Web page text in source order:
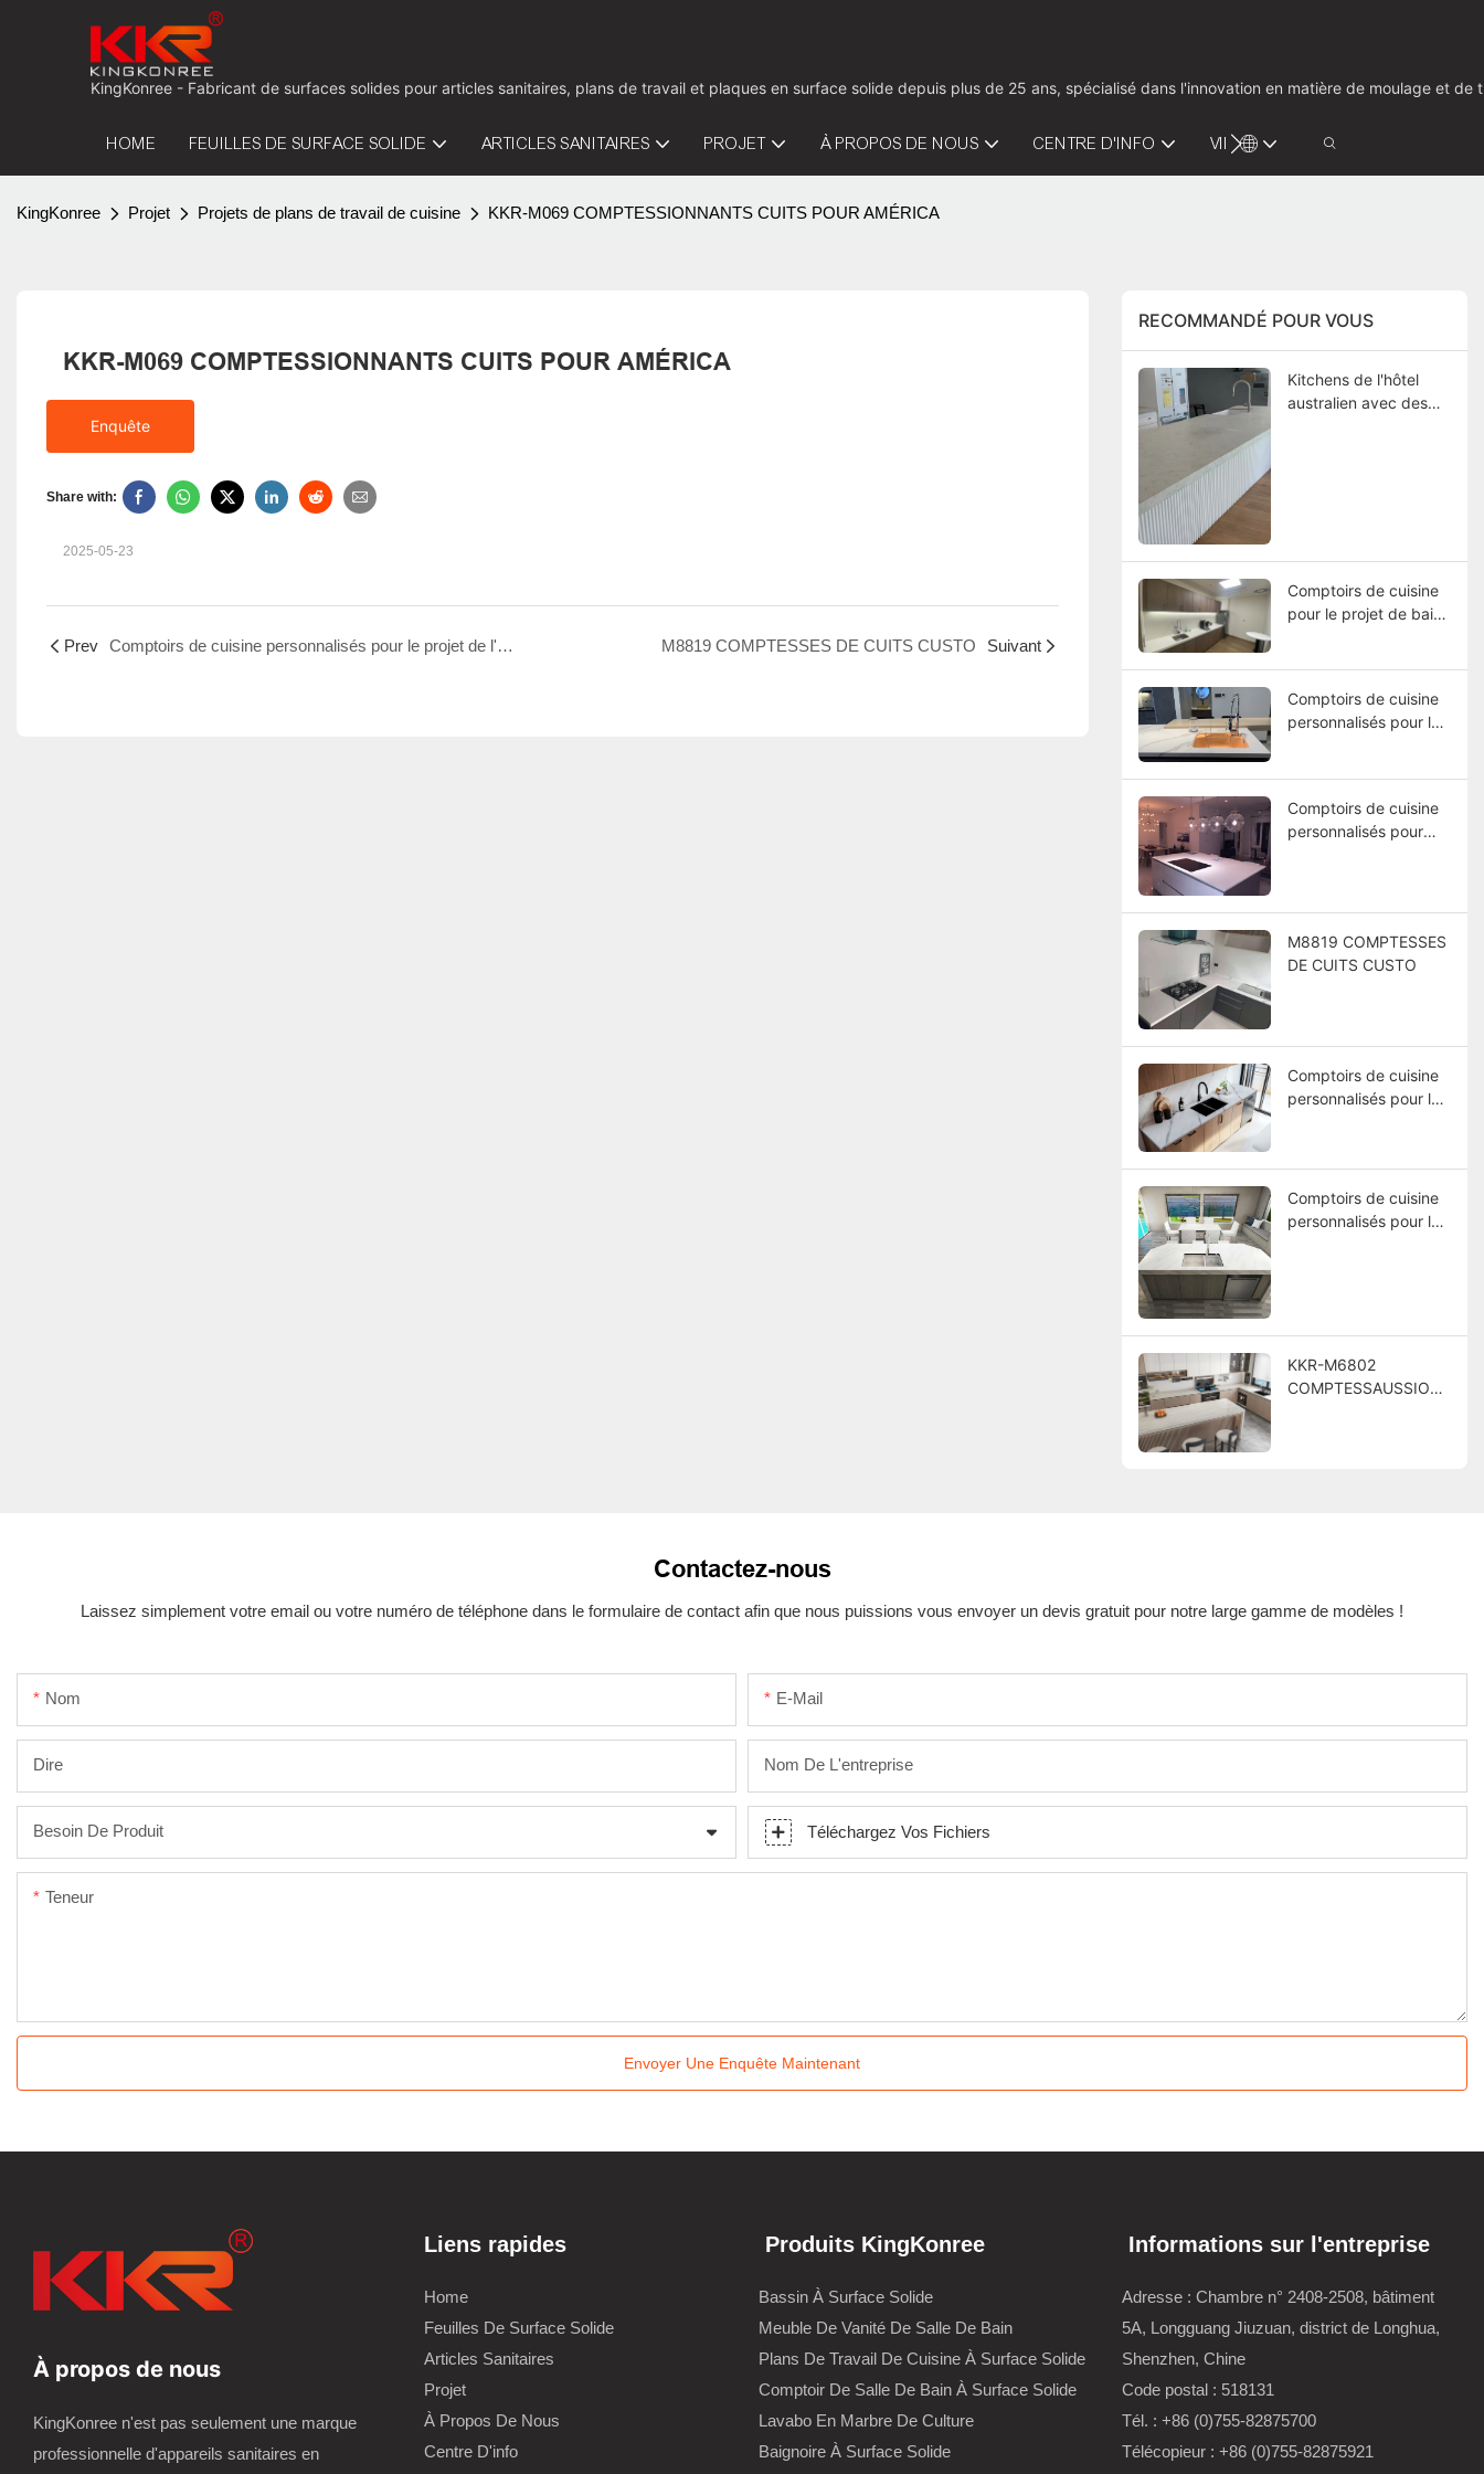
KingKonree - Fabricant de surfaces solides pour articles sanitaires, plans de travail et plaques en surface solide depuis plus de 25 ans, spécialisé dans l'innovation en matière de moulage et de
HOME FEUILLES DE SURFACE SOLIDE ARTICLES SANITAIRES PROJET À PROPOS DE NOUS CENTRE D'INFO VIDÉO CONTACTEZ-NOUS
KingKonree Projet Projets de plans de travail de cuisine KKR-M069 COMPTESSIONNANTS CUITS POUR AMÉRICA
KKR-M069 COMPTESSIONNANTS CUITS POUR AMÉRICA
Enquête
Share with:
2025-05-23
Prev Comptoirs de cuisine personnalisés pour le projet de l'hôtel America M8819 COMPTESSES DE CUITS CUSTO Suivant
RECOMMANDÉ POUR VOUS
Kitchens de l'hôtel
australien avec des
Comptoirs de cuisine
pour le projet de baie
Comptoirs de cuisine
personnalisés pour le
Comptoirs de cuisine
personnalisés pour
M8819 COMPTESSES
DE CUITS CUSTO
Comptoirs de cuisine
personnalisés pour le
Comptoirs de cuisine
personnalisés pour le
KKR-M6802
COMPTESSAUSSION
Contactez-nous
Laissez simplement votre email ou votre numéro de téléphone dans le formulaire de contact afin que nous puissions vous envoyer un devis gratuit pour notre large gamme de modèles !
Nom E-Mail
Dire Nom De L'entreprise
Besoin De Produit Téléchargez Vos Fichiers
Teneur
Envoyer Une Enquête Maintenant
À propos de nous
KingKonree n'est pas seulement une marque
professionnelle d'appareils sanitaires en
Liens rapides
Home
Feuilles De Surface Solide
Articles Sanitaires
Projet
À Propos De Nous
Centre D'info
Produits KingKonree
Bassin À Surface Solide
Meuble De Vanité De Salle De Bain
Plans De Travail De Cuisine À Surface Solide
Comptoir De Salle De Bain À Surface Solide
Lavabo En Marbre De Culture
Baignoire À Surface Solide
Informations sur l'entreprise
Adresse : Chambre n° 2408-2508, bâtiment
5A, Longguang Jiuzuan, district de Longhua,
Shenzhen, Chine
Code postal : 518131
Tél. : +86 (0)755-82875700
Télécopieur : +86 (0)755-82875921